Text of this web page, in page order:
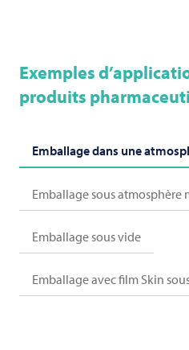
Exemples
produits
Emballage dans une
Emballage sous atmosphère
Emballage sous vide
Emballage avec film Skin